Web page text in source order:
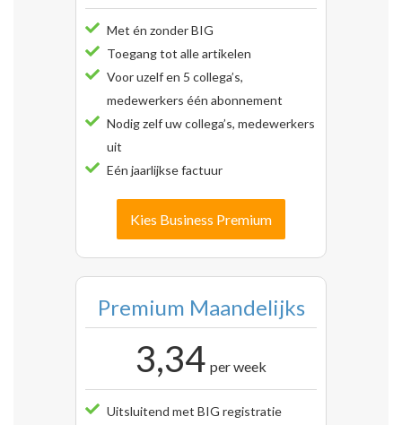
Met én zonder BIG
Toegang tot alle artikelen
Voor uzelf en 5 collega’s,
medewerkers één abonnement
Nodig zelf uw collega’s, medewerkers
uit
Eén jaarlijkse factuur
Kies Business Premium
Premium Maandelijks
3,34 per week
Uitsluitend met BIG registratie